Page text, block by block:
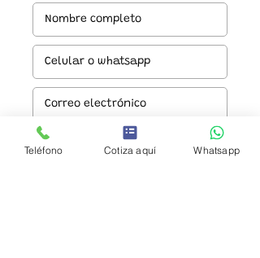
Teléfono Cotiza aquí Whatsapp